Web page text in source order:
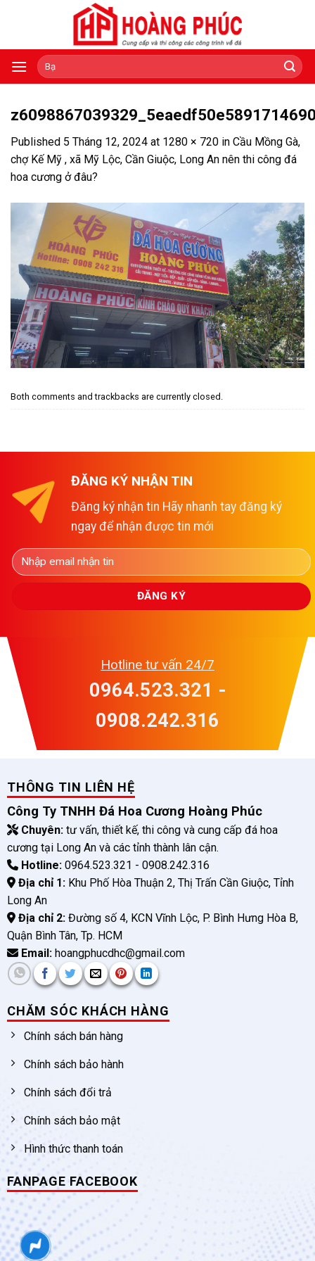
Tìm
kiếm:
Published 5 Tháng 12, 2024 at 1280 × 720 in Cầu Mồng Gà,
chợ Kế Mỹ , xã Mỹ Lộc, Cần Giuộc, Long An nên thi công đá
hoa cương ở đâu?
Both comments and trackbacks are currently closed.
ĐĂNG KÝ NHẬN TIN
Đăng ký nhận tin Hãy nhanh tay đăng ký
ngay để nhận được tin mới
Hotline tư vấn 24/7
0964.523.321 -
0908.242.316
THÔNG TIN LIÊN HỆ
Công Ty TNHH Đá Hoa Cương Hoàng Phúc
Chuyên:tư vấn, thiết kế, thi công và cung cấp đá hoa
cương tại Long An và các tỉnh thành lân cận.
Hotline:0964.523.321 - 0908.242.316
Địa chỉ 1:Khu Phố Hòa Thuận 2, Thị Trấn Cần Giuộc, Tỉnh
Long An
Địa chỉ 2:Đường số 4, KCN Vĩnh Lộc, P. Bình Hưng Hòa B,
Quận Bình Tân, Tp. HCM
Email:hoangphucdhc@gmail.com
CHĂM SÓC KHÁCH HÀNG
Chính sách bán hàng
Chính sách bảo hành
Chính sách đổi trả
Chính sách bảo mật
Hình thức thanh toán
FANPAGE FACEBOOK